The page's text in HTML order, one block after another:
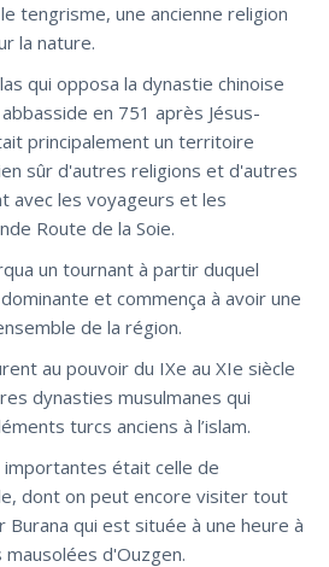
tengrisme, une ancienne religion
la nature.
qui opposa la dynastie chinoise
en 751 après Jésus-
principalement un territoire
sûr d'autres religions et d'autres
avec les voyageurs et les
Route de la Soie.
un tournant à partir duquel
et commença à avoir une
de la région.
au pouvoir du IXe au XIe siècle
dynasties musulmanes qui
turcs anciens à l’islam.
importantes était celle de
dont on peut encore visiter tout
Burana qui est située à une heure à
d'Ouzgen.